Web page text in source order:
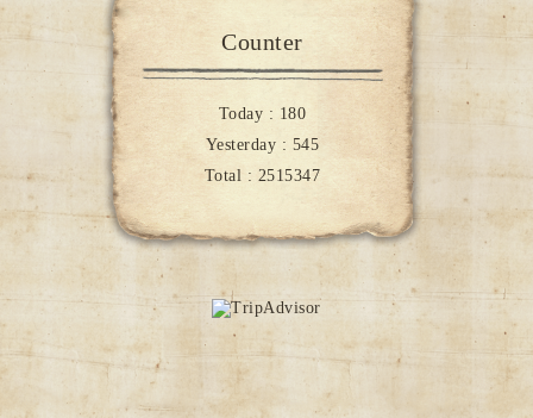
Counter
Today : 180
Yesterday : 545
Total : 2515347